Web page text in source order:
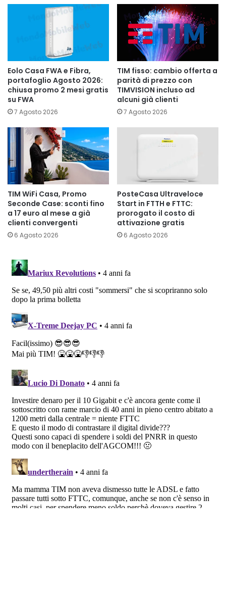
Eolo Casa FWA e Fibra,
portafoglio Agosto 2026:
chiusa promo 2 mesi gratis
su FWA
7 Agosto 2026
TIM fisso: cambio offerta a
parità di prezzo con
TIMVISION incluso ad
alcuni già clienti
7 Agosto 2026
TIM WiFi Casa, Promo
Seconde Case: sconti fino
a 17 euro al mese a già
clienti convergenti
6 Agosto 2026
PosteCasa Ultraveloce
Start in FTTH e FTTC:
prorogato il costo di
attivazione gratis
6 Agosto 2026